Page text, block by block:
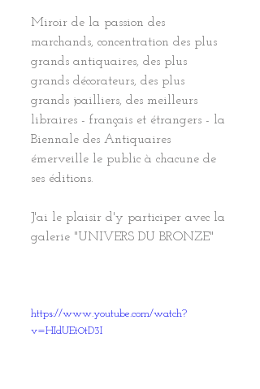
Miroir de la passion des
marchands, concentration des plus
grands antiquaires, des plus
grands décorateurs, des plus
grands joailliers, des meilleurs
libraires - français et étrangers - la
Biennale des Antiquaires
émerveille le public à chacune de
ses éditions.
J'ai le plaisir d'y participer avec la
galerie "UNIVERS DU BRONZE"
https://www.youtube.com/watch?
v=HIdUEt0tD3I